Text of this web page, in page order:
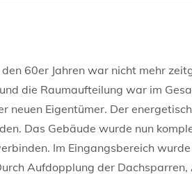
60er Jahren war nicht mehr
die Raumaufteilung war im
neuen Eigentümer. Der
Das Gebäude wurde nun
Im Eingangsbereich
Aufdopplung der Dachsparren,